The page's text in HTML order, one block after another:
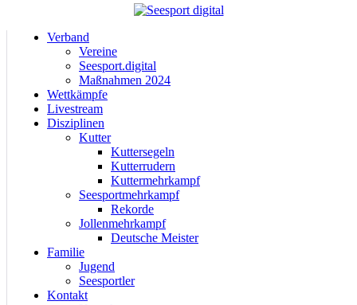
Verband
Vereine
Seesport.digital
Maßnahmen 2024
Wettkämpfe
Livestream
Disziplinen
Kutter
Kuttersegeln
Kutterrudern
Kuttermehrkampf
Seesportmehrkampf
Rekorde
Jollenmehrkampf
Deutsche Meister
Familie
Jugend
Seesportler
Kontakt